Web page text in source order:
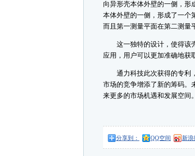
向异形壳本体外壁的一侧，形
本体外壁的一侧，形成了一个
而且第一测量平面在第二测量
这一独特的设计，使得该壳
应用，用户可以更加准确地获
通力科技此次获得的专利，
市场的竞争增添了新的筹码。
来更多的市场机遇和发展空间。
分享到： QQ空间 新浪